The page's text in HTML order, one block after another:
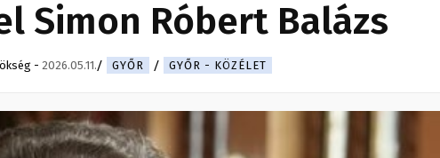
Simon Róbert Balázs
- 2026.05.11. GYŐR GYŐR - KÖZÉLET